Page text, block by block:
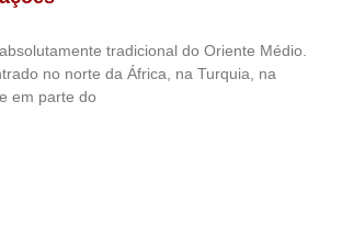
tradicional do Oriente Médio.
no norte da África, na Turquia, na
em parte do